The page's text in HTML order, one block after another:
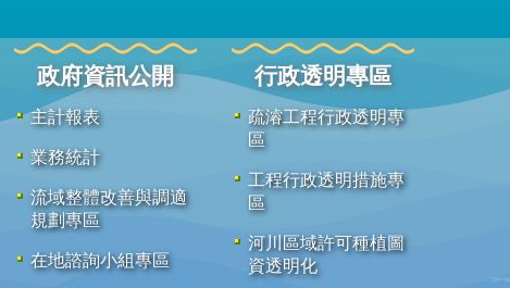
政府資訊公開
主計報表
業務統計
流域整體改善與調適
規劃專區
在地諮詢小組專區
行政透明專區
疏濬工程行政透明專
區
工程行政透明措施專
區
河川區域許可種植圖
資透明化